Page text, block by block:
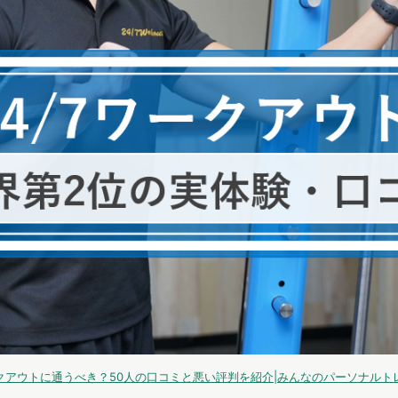
ウトに通うべき？50人の口コミと悪い評判を紹介|みんなのパーソナル